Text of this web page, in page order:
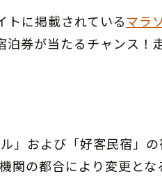
トに掲載されているマラ
泊券が当たるチャンス
」および「好客民宿」
関の都合により変更とな